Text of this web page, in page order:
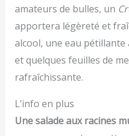
amateurs de bulles, un
apportera légèreté et
alcool, une eau
et quelques feuilles de
rafraîchissante.
L’info en plus
Une salade aux racines